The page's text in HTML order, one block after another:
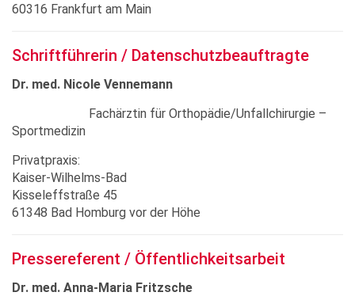
60316 Frankfurt am Main
Schriftführerin / Datenschutzbeauftragte
Dr. med. Nicole Vennemann
Fachärztin für Orthopädie/Unfallchirurgie –
Sportmedizin
Privatpraxis:
Kaiser-Wilhelms-Bad
Kisseleffstraße 45
61348 Bad Homburg vor der Höhe
Pressereferent / Öffentlichkeitsarbeit
Dr. med. Anna-Maria Fritzsche